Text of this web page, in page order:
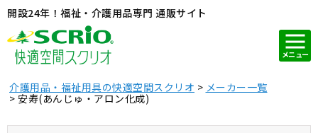
開設24年！福祉・介護用品専門 通販サイト
メニュー
介護用品・福祉用具の快適空間スクリオ
メーカー一覧
安寿(あんじゅ・アロン化成)